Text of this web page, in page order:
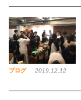
ブログ 2019,12,12